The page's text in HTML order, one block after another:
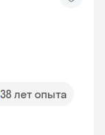
38 лет опыта